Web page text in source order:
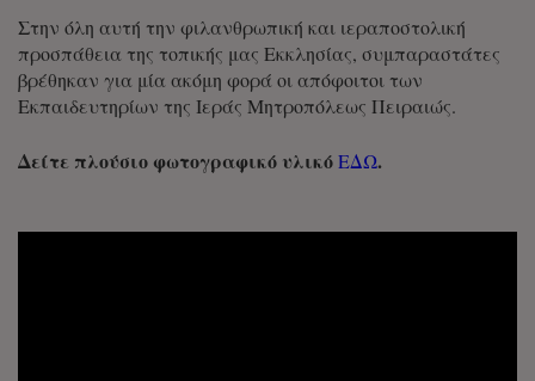
Στην όλη αυτή την φιλανθρωπική και ιεραποστολική
προσπάθεια της τοπικής μας Εκκλησίας, συμπαραστάτες
βρέθηκαν για μία ακόμη φορά οι απόφοιτοι των
Εκπαιδευτηρίων της Ιεράς Μητροπόλεως Πειραιώς.
Δείτε πλούσιο φωτογραφικό υλικόΕΔΩ.